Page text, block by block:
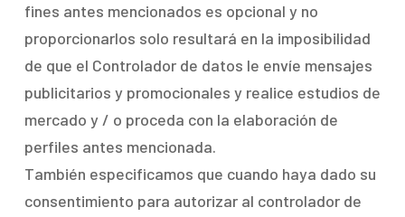
fines antes mencionados es opcional y no
proporcionarlos solo resultará en la imposibilidad
de que el Controlador de datos le envíe mensajes
publicitarios y promocionales y realice estudios de
mercado y / o proceda con la elaboración de
perfiles antes mencionada.
También especificamos que cuando haya dado su
consentimiento para autorizar al controlador de